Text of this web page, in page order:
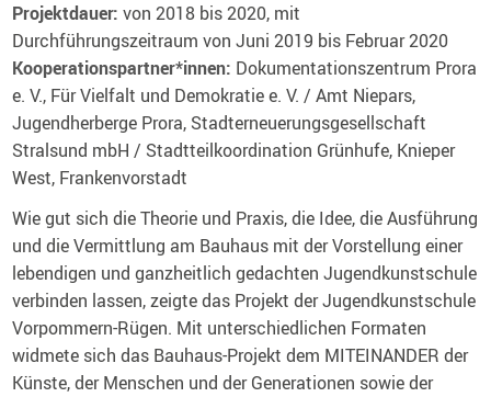
Projektdauer:von 2018 bis 2020, mit
Durchführungszeitraum von Juni 2019 bis Februar 2020
Kooperationspartner*innen: Dokumentationszentrum Prora
e. V., Für Vielfalt und Demokratie e. V. / Amt Niepars,
Jugendherberge Prora, Stadterneuerungsgesellschaft
Stralsund mbH / Stadtteilkoordination Grünhufe, Knieper
West, Frankenvorstadt
Wie gut sich die Theorie und Praxis, die Idee, die Ausführung
und die Vermittlung am Bauhaus mit der Vorstellung einer
lebendigen und ganzheitlich gedachten Jugendkunstschule
verbinden lassen, zeigte das Projekt der Jugendkunstschule
Vorpommern-Rügen. Mit unterschiedlichen Formaten
widmete sich das Bauhaus-Projekt dem MITEINANDER der
Künste, der Menschen und der Generationen sowie der